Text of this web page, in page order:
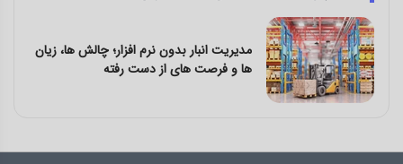
مدیریت انبار بدون نرم‌ افزار؛ چالش‌ ها، زیان‌
ها و فرصت‌ های از دست رفته